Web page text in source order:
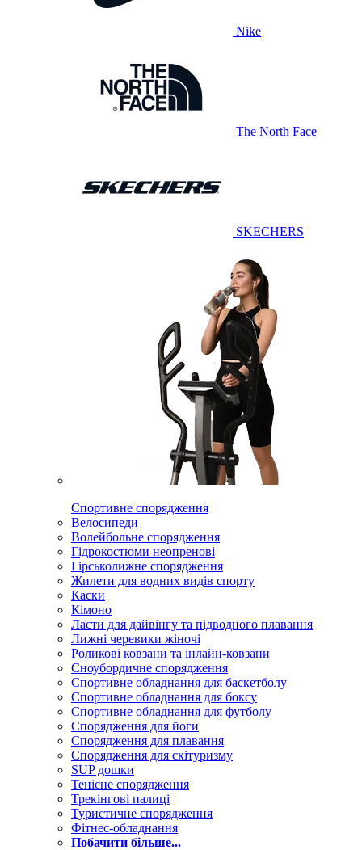
Nike
The North Face
SKECHERS
Спортивне спорядження
Велосипеди
Волейбольне спорядження
Гідрокостюми неопренові
Гірськолижне спорядження
Жилети для водних видів спорту
Каски
Кімоно
Ласти для дайвінгу та підводного плавання
Лижні черевики жіночі
Роликові ковзани та інлайн-ковзани
Сноубордичне спорядження
Спортивне обладнання для баскетболу
Спортивне обладнання для боксу
Спортивне обладнання для футболу
Спорядження для йоги
Спорядження для плавання
Спорядження для скітуризму
SUP дошки
Тенісне спорядження
Трекінгові палиці
Туристичне спорядження
Фітнес-обладнання
Побачити більше...